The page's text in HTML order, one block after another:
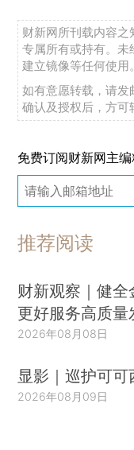
财新网所刊载内容
专属所有或持有。未
建立镜像等任何使用。
如有意愿转载，请发
确认及授权后，方可
免费订阅财新网主
推荐阅读
财新观察｜健全
更好服务高质量
2026年08月08日
显影｜巡护可可
2026年08月09日